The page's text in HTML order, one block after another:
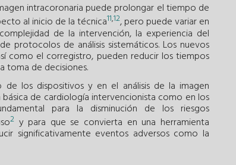
intracoronaria puede prolongar el tiempo de
al inicio de la técnica11,12, pero puede variar en
de la intervención, la experiencia del
protocolos de análisis sistemáticos. Los nuevos
como el corregistro, pueden reducir los tiempos
toma de decisiones.
los dispositivos y en el análisis de la imagen
de cardiología intervencionista como en los
para la disminución de los riesgos
2y para que se convierta en una herramienta
significativamente eventos adversos como la